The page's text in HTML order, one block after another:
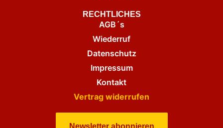
RECHTLICHES
AGB´s
Wiederruf
Datenschutz
Impressum
Kontakt
Vertrag widerrufen
Newsletter abonnieren